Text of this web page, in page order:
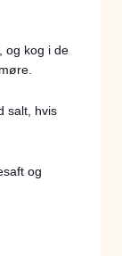
og kog i de
salt, hvis
og